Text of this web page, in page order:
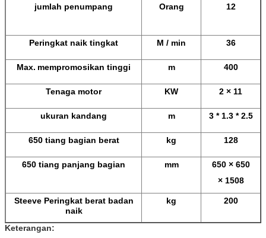
jumlah penumpang Orang 12
Peringkat naik tingkat M / min 36
Max. mempromosikan tinggi m 400
Tenaga motor KW 2 × 11
ukuran kandang m 3 * 1.3 * 2.5
650 tiang bagian berat kg 128
650 tiang panjang bagian mm
650 × 650
× 1508
Steeve Peringkat berat badan
naik
kg 200
Keterangan: